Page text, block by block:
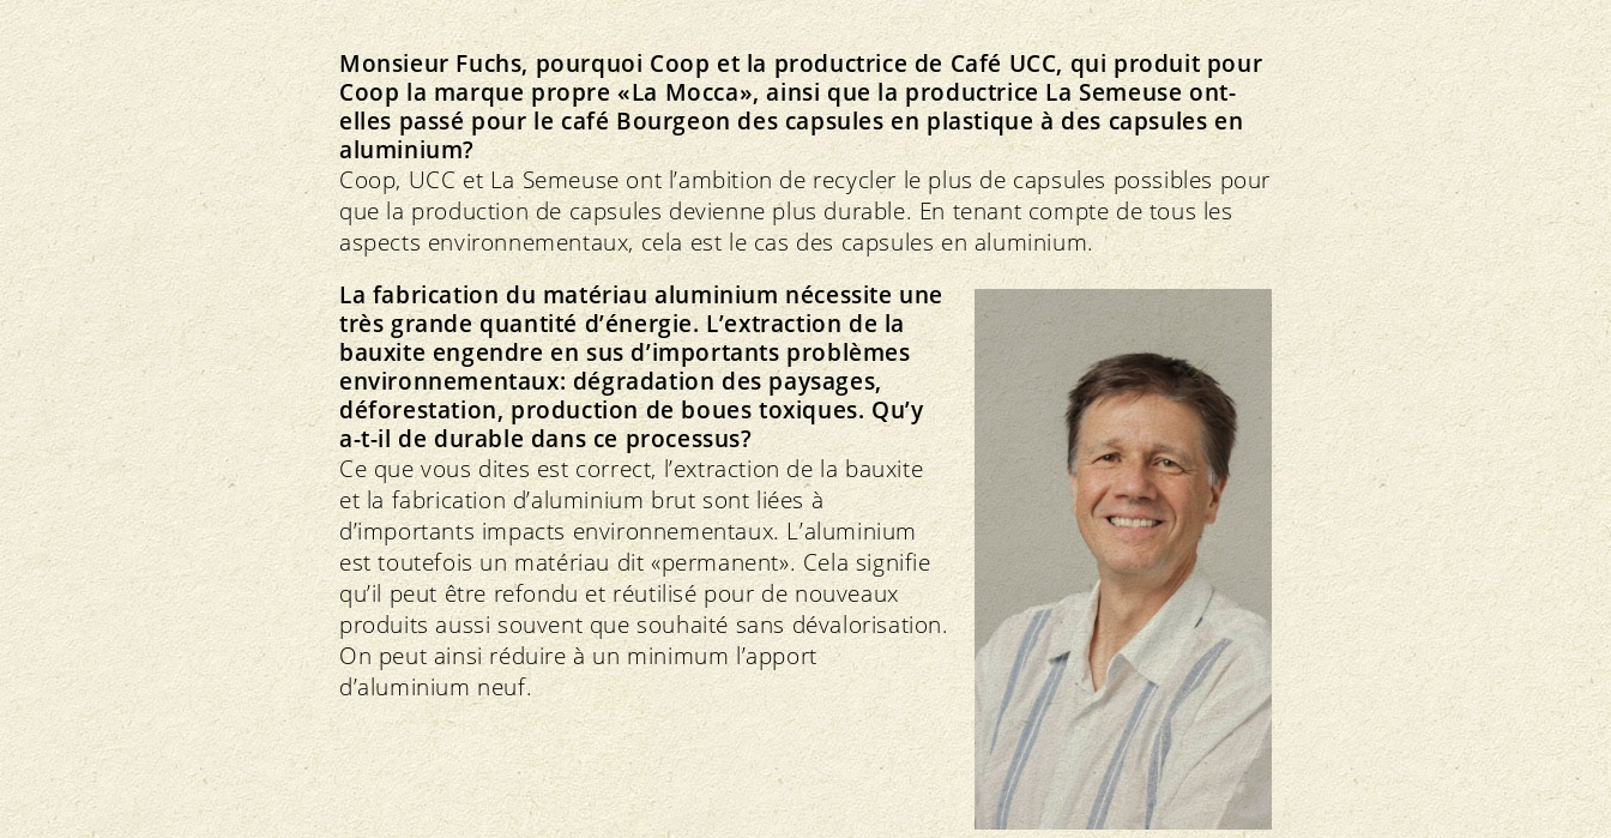
Monsieur Fuchs, pourquoi Coop et la productrice de Café UCC, qui produit pour
Coop la marque propre «La Mocca», ainsi que la productrice La Semeuse ont-
elles passé pour le café Bourgeon des capsules en plastique à des capsules en
aluminium?
Coop, UCC et La Semeuse ont l’ambition de recycler le plus de capsules possibles pour
que la production de capsules devienne plus durable. En tenant compte de tous les
aspects environnementaux, cela est le cas des capsules en aluminium.
La fabrication du matériau aluminium nécessite une
très grande quantité d’énergie. L’extraction de la
bauxite engendre en sus d’importants problèmes
environnementaux: dégradation des paysages,
déforestation, production de boues toxiques. Qu’y
a-t-il de durable dans ce processus?
Ce que vous dites est correct, l’extraction de la bauxite
et la fabrication d’aluminium brut sont liées à
d’importants impacts environnementaux. L’aluminium
est toutefois un matériau dit «permanent». Cela signifie
qu’il peut être refondu et réutilisé pour de nouveaux
produits aussi souvent que souhaité sans dévalorisation.
On peut ainsi réduire à un minimum l’apport
d’aluminium neuf.